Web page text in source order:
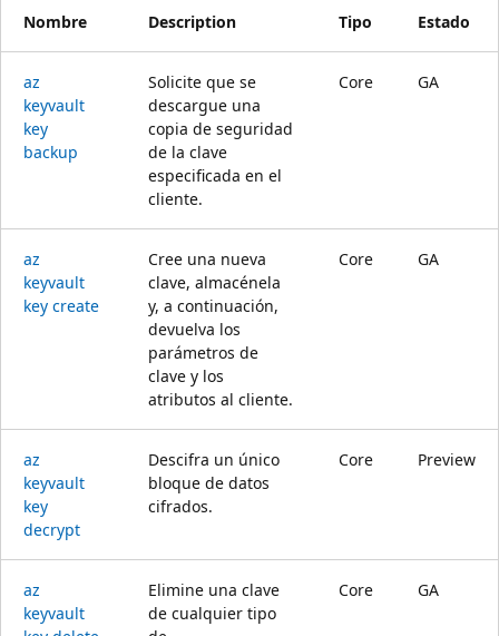
Nombre Description Tipo Estado
az
keyvault
key
backup
Solicite que se
descargue una
copia de seguridad
de la clave
especificada en el
cliente.
Core GA
az
keyvault
key create
Cree una nueva
clave, almacénela
y, a continuación,
devuelva los
parámetros de
clave y los
atributos al cliente.
Core GA
az
keyvault
key
decrypt
Descifra un único
bloque de datos
cifrados.
Core Preview
az
keyvault
Elimine una clave
de cualquier tipo
Core GA